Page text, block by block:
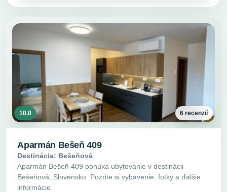
10.0 6 recenzií
Aparmán Bešeň 409
Destinácia: Bešeňová
Aparmán Bešeň 409 ponúka ubytovanie v destinácii
Bešeňová, Slovensko. Pozrite si vybavenie, fotky a ďalšie
informácie.